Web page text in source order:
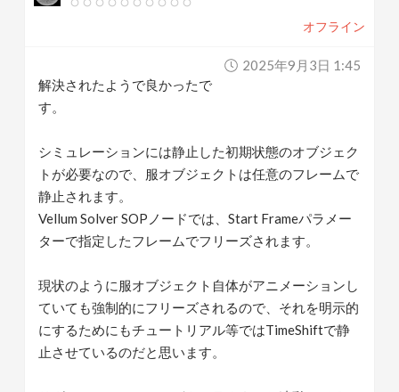
オフライン
2025年9月3日 1:45
解決されたようで良かったで
す。
シミュレーションには静止した初期状態のオブジェク
トが必要なので、服オブジェクトは任意のフレームで
静止されます。
Vellum Solver SOPノードでは、Start Frameパラメー
ターで指定したフレームでフリーズされます。
現状のように服オブジェクト自体がアニメーションし
ていても強制的にフリーズされるので、それを明示的
にするためにもチュートリアル等ではTimeShiftで静
止させているのだと思います。